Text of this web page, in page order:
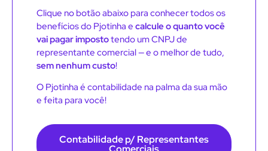
Clique no botão abaixo para conhecer todos os
benefícios do Pjotinha e calcule o quanto você
vai pagar impostotendo um CNPJ de
representante comercial — e o melhor de tudo,
sem nenhum custo!
O Pjotinha é contabilidade na palma da sua mão
e feita para você!
Contabilidade p/ Representantes